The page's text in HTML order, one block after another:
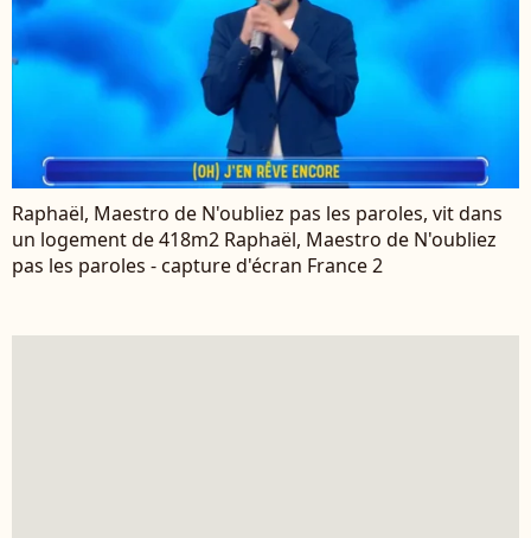
Raphaël, Maestro de N'oubliez pas les paroles, vit dans
un logement de 418m2 Raphaël, Maestro de N'oubliez
pas les paroles - capture d'écran France 2